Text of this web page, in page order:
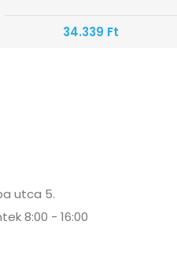
34.339 Ft
utca 5.
8:00 - 16:00